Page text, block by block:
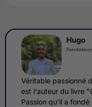
Hugo
Véritable passionné
est l'auteur du livre
Passion qu'il a